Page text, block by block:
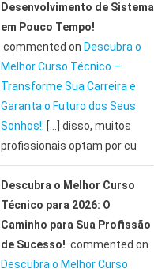
Desenvolvimento de Sistema
em Pouco Tempo!
commented on Descubra o
Melhor Curso Técnico –
Transforme Sua Carreira e
Garanta o Futuro dos Seus
Sonhos!: […] disso, muitos
profissionais optam por cu
Descubra o Melhor Curso
Técnico para 2026: O
Caminho para Sua Profissão
de Sucesso! commented on
Descubra o Melhor Curso